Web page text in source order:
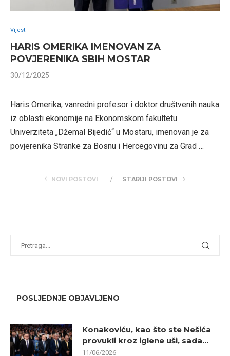
Vijesti
HARIS OMERIKA IMENOVAN ZA
POVJERENIKA SBIH MOSTAR
30/12/2025
Haris Omerika, vanredni profesor i doktor društvenih nauka
iz oblasti ekonomije na Ekonomskom fakultetu
Univerziteta „Džemal Bijedić“ u Mostaru, imenovan je za
povjerenika Stranke za Bosnu i Hercegovinu za Grad …
NOVI POSTOVI STARIJI POSTOVI
POSLJEDNJE OBJAVLJENO
Konakoviću, kao što ste Nešića
provukli kroz iglene uši, sada...
11/06/2026